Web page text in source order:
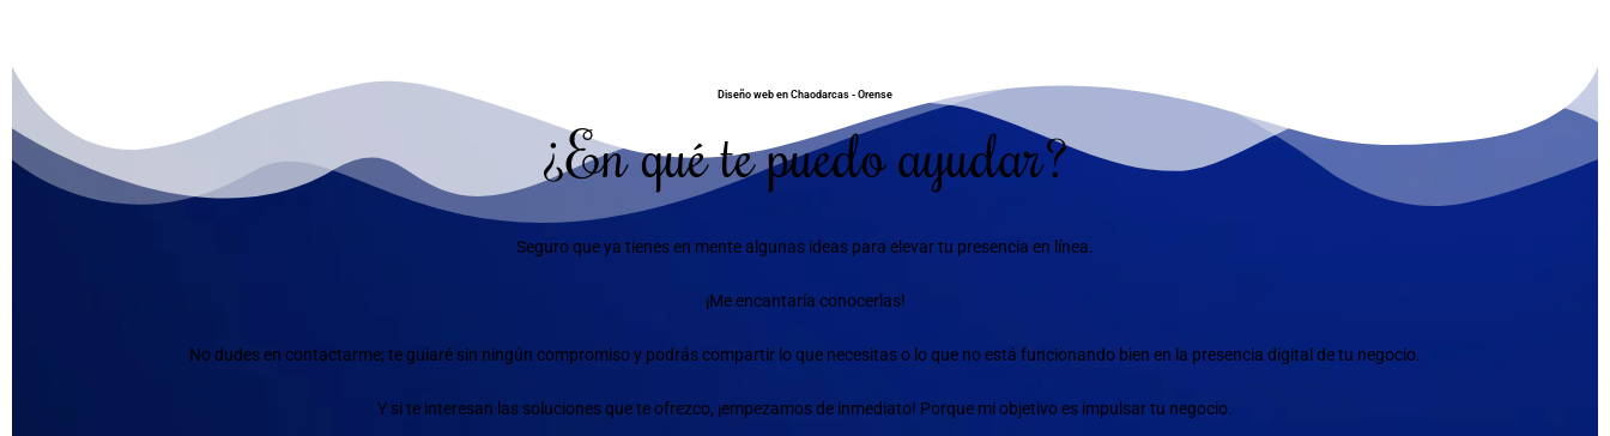
Diseño web en Chaodarcas - Orense
¿En qué te puedo ayudar?
Seguro que ya tienes en mente algunas ideas para elevar tu presencia en línea.
¡Me encantaría conocerlas!
No dudes en contactarme; te guiaré sin ningún compromiso y podrás compartir lo que necesitas o lo que no está funcionando bien en la presencia digital de tu negocio.
Y si te interesan las soluciones que te ofrezco, ¡empezamos de inmediato! Porque mi objetivo es impulsar tu negocio.